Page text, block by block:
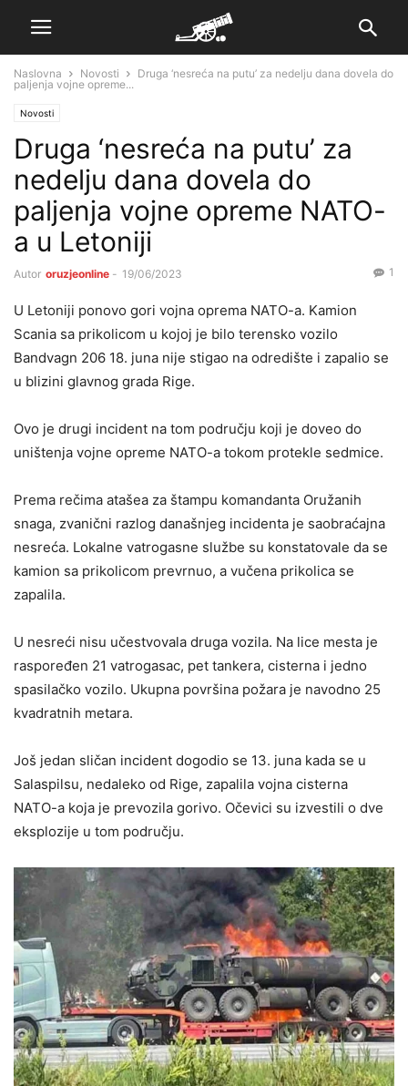
Naslovna Novosti
Druga ‘nesreća na putu’ za nedelju dana dovela do
paljenja vojne opreme...
Novosti
Druga ‘nesreća na putu’ za
nedelju dana dovela do
paljenja vojne opreme NATO-
a u Letoniji
Autor oruzjeonline - 19/06/2023 1
U Letoniji ponovo gori vojna oprema NATO-a. Kamion
Scania sa prikolicom u kojoj je bilo terensko vozilo
Bandvagn 206 18. juna nije stigao na odredište i zapalio se
u blizini glavnog grada Rige.
Ovo je drugi incident na tom području koji je doveo do
uništenja vojne opreme NATO-a tokom protekle sedmice.
Prema rečima atašea za štampu komandanta Oružanih
snaga, zvanični razlog današnjeg incidenta je saobraćajna
nesreća. Lokalne vatrogasne službe su konstatovale da se
kamion sa prikolicom prevrnuo, a vučena prikolica se
zapalila.
U nesreći nisu učestvovala druga vozila. Na lice mesta je
raspoređen 21 vatrogasac, pet tankera, cisterna i jedno
spasilačko vozilo. Ukupna površina požara je navodno 25
kvadratnih metara.
Još jedan sličan incident dogodio se 13. juna kada se u
Salaspilsu, nedaleko od Rige, zapalila vojna cisterna
NATO-a koja je prevozila gorivo. Očevici su izvestili o dve
eksplozije u tom području.